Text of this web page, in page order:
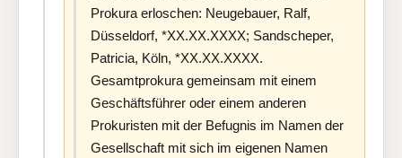
Prokura erloschen: Neugebauer, Ralf,
Düsseldorf, *XX.XX.XXXX; Sandscheper,
Patricia, Köln, *XX.XX.XXXX.
Gesamtprokura gemeinsam mit einem
Geschäftsführer oder einem anderen
Prokuristen mit der Befugnis im Namen der
Gesellschaft mit sich im eigenen Namen